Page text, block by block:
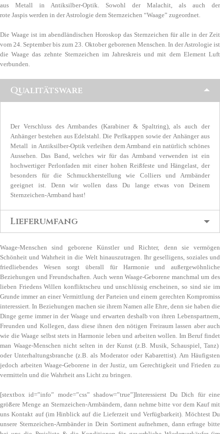
aus Metall in Antiksilber-Optik. Sowohl der Malachit, als auch der
rote Jaspis werden in der Astrologie dem Sternzeichen “Waage” zugeordnet.
Die Waage ist im abendländischen Horoskop das Sternzeichen für alle in der Zeit
vom 24. September bis zum 23. Oktober geborenen Menschen. In der Astrologie ist
die Waage das zehnte Sternzeichen im Jahreskreis und mit dem Element Luft
verbunden.
Qualitätsware
Der Verschluss des Armbandes (Karabiner & Spaltring), als auch der
Anhänger bestehen aus Edelstahl. Die Perlkappen sowie der Anhänger aus
Metall in Antiksilber-Optik verleihen dem Armband ein natürlich schönes
Aussehen. Das Band, welches wir für das Armband verwenden ist ein
hochwertiger Perlonfaden mit einer hohen Reißfeste und Hängelast, der
besonders für die Schmuckherstellung wie Colliers und Armbänder
geeignet ist. Denn wir wollen dass Du lange etwas von Deinem
Sternzeichen-Armband hast!
Lieferumfang
Waage-Menschen sind geborene Künstler und Richter, denn sie vermögen
Schönheit und Wahrheit in die Welt hinauszutragen. Ihr geselligens, soziales und
friedliebendes Wesen sorgt überall für Harmonie und außergewöhnliche
Beziehungen und Freundschaften. Auch wenn Waage-Geborene manchmal um des
lieben Friedens Willen konfliktscheu und unschlüssig erscheinen, so sind sie im
Grunde immer an einer Vermittlung der Parteien und einem gerechten Kompromiss
interessiert. In Beziehungen machen sie ihrem Namen alle Ehre, denn sie haben die
Dinge gerne immer in der Waage und erwarten deshalb von ihren Lebenspartnern,
Freunden und Kollegen, dass diese ihnen den nötigen Freiraum lassen aber auch
wie die Waage selbst stets in Harmonie leben und arbeiten wollen. Im Beruf findet
man Waage-Menschen nicht selten in der Kunst (z.B. Musik, Schauspiel, Tanz)
oder Unterhaltungsbranche (z.B. als Moderator oder Kabarettist). Am Häufigsten
jedoch arbeiten Waage-Geborene in der Justiz, um Gerechtigkeit und Frieden zu
vermitteln und die Wahrheit ans Licht zu bringen.
[stextbox id=”info” mode=”css” shadow=”true”]Interessierst Du Dich für eine
größere Menge an Sternzeichen-Armbändern, dann nehme bitte vor dem Kauf mit
uns Kontakt auf (im Hinblick auf die Lieferzeit und Verfügbarkeit). Möchtest Du
unsere Sternzeichen-Armbänder in Dein Sortiment aufnehmen, dann erfrage bitte